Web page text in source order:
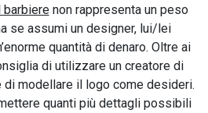
barbierenon rappresenta un peso
se assumi un designer, lui/lei
quantità di denaro. Oltre ai
di utilizzare un creatore di
di modellare il logo come desideri.
quanti più dettagli possibili